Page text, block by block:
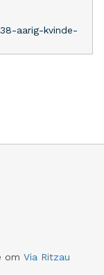
aarig-kvinde-
om Via Ritzau